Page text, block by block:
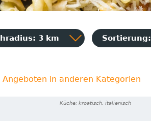
3 km Sortierung:
in anderen Kategorien
Küche: kroatisch, italienisch